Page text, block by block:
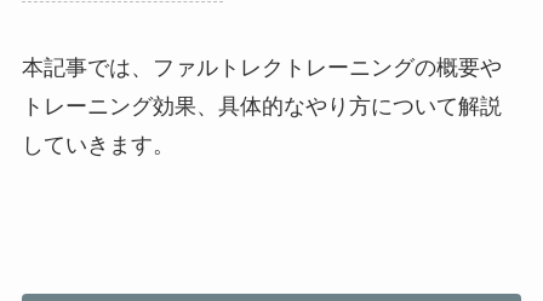
本記事では、ファルトレクトレーニングの概要や
トレーニング効果、具体的なやり方について解説
していきます。